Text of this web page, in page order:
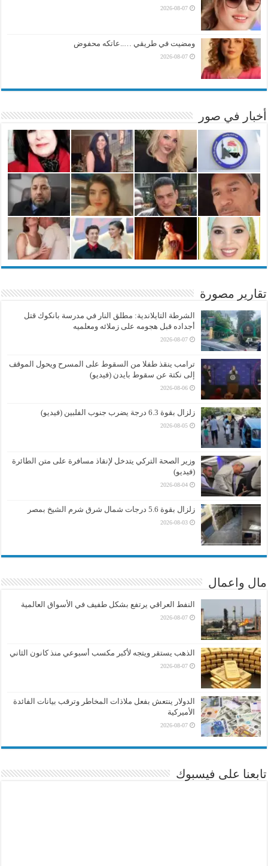
2026-08-07
ومضيت في طريقي …..عاتكه محفوض
2026-08-07
أخبار في صور
تقارير مصورة
الشرطة التايلاندية: مطلق النار في مدرسة بانكوك قتل
أجداده قبل هجومه على زملائه ومعلميه
2026-08-07
ترامب ينقذ طفلا من السقوط على المسرح ويحول الموقف
إلى نكتة عن سقوط بايدن (فيديو)
2026-08-06
زلزال بقوة 6.3 درجة يضرب جنوب الفلبين (فيديو)
2026-08-05
وزير الصحة التركي يتدخل لإنقاذ مسافرة على متن الطائرة
(فيديو)
2026-08-04
زلزال بقوة 5.6 درجات شمال شرق شرم الشيخ بمصر
2026-08-03
مال واعمال
النفط العراقي يرتفع بشكل طفيف في الأسواق العالمية
2026-08-07
الذهب يستقر ويتجه لأكبر مكسب أسبوعي منذ كانون الثاني
2026-08-07
الدولار ينتعش بفعل ملاذات المخاطر وترقب بيانات الفائدة
الأميركية
2026-08-07
تابعنا على فيسبوك